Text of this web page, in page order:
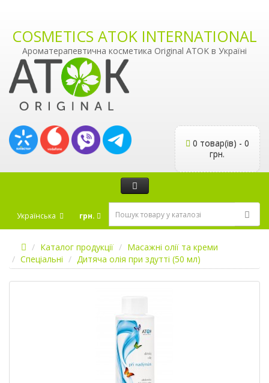
COSMETICS ATOK INTERNATIONAL
Ароматерапевтична косметика Original ATOK в Україні
0 товар(ів) - 0
грн.
Українська грн.
Каталог продукції
Масажні олії та креми
Спеціальні
Дитяча олія при здутті (50 мл)